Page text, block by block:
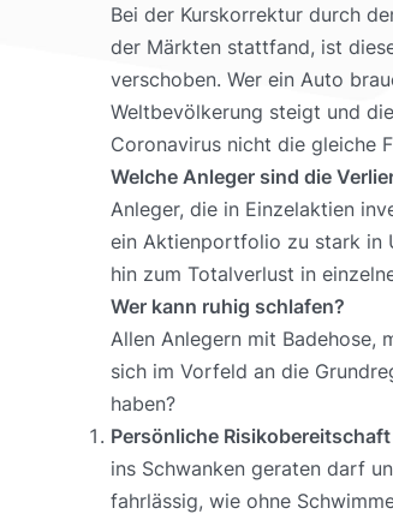
Bei der Kurskorrektur durch
der Märkten stattfand, ist
verschoben. Wer ein Auto
Weltbevölkerung steigt und
Coronavirus nicht die gleiche
Welche Anleger sind die
Anleger, die in Einzelaktien
ein Aktienportfolio zu stark in
hin zum Totalverlust in
Wer kann ruhig schlafen?
Allen Anlegern mit Badehose,
sich im Vorfeld an die
haben?
Persönliche
ins Schwanken geraten darf
fahrlässig, wie ohne